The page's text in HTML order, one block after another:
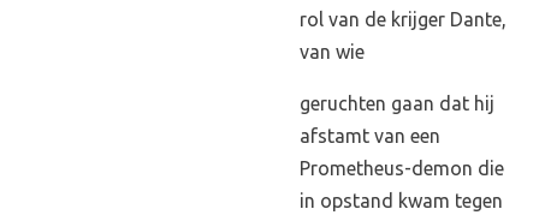
rol van de krijger Dante,
van wie
geruchten gaan dat hij
afstamt van een
Prometheus-demon die
in opstand kwam tegen